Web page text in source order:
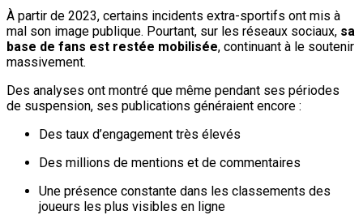
À partir de 2023, certains incidents extra-sportifs ont mis à
mal son image publique. Pourtant, sur les réseaux sociaux, sa
base de fans est restée mobilisée, continuant à le soutenir
massivement.
Des analyses ont montré que même pendant ses périodes
de suspension, ses publications généraient encore :
Des taux d’engagement très élevés
Des millions de mentions et de commentaires
Une présence constante dans les classements des
joueurs les plus visibles en ligne